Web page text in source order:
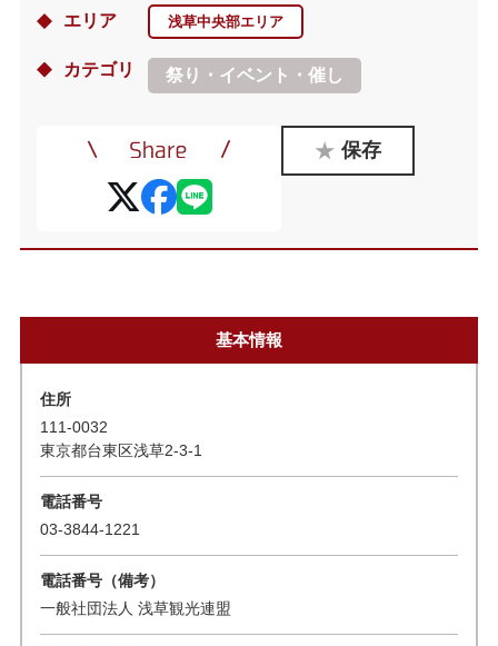
エリア 浅草中央部エリア
カテゴリ 祭り・イベント・催し
保存
基本情報
住所
111-0032
東京都台東区浅草2-3-1
電話番号
03-3844-1221
電話番号（備考）
一般社団法人 浅草観光連盟